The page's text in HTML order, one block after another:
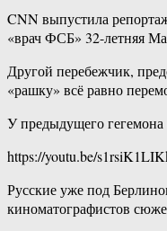
CNN выпустила
«врач ФСБ» 32-летняя
Другой перебежчик,
«рашку» всё равно
У предыдущего гегемона
https://youtu.be/
Русские уже под
киноматографистов